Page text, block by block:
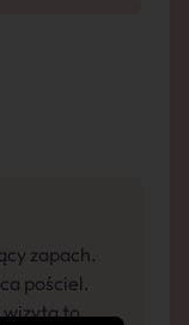
zapach.
pościel.
wizyta to